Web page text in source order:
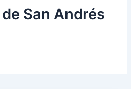
San Andrés